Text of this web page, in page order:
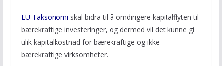
EU Taksonomi skal bidra til å omdirigere kapitalflyten til
bærekraftige investeringer, og dermed vil det kunne gi
ulik kapitalkostnad for bærekraftige og ikke-
bærekraftige virksomheter.